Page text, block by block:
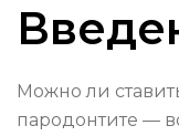
Можно ли
пародонтите —